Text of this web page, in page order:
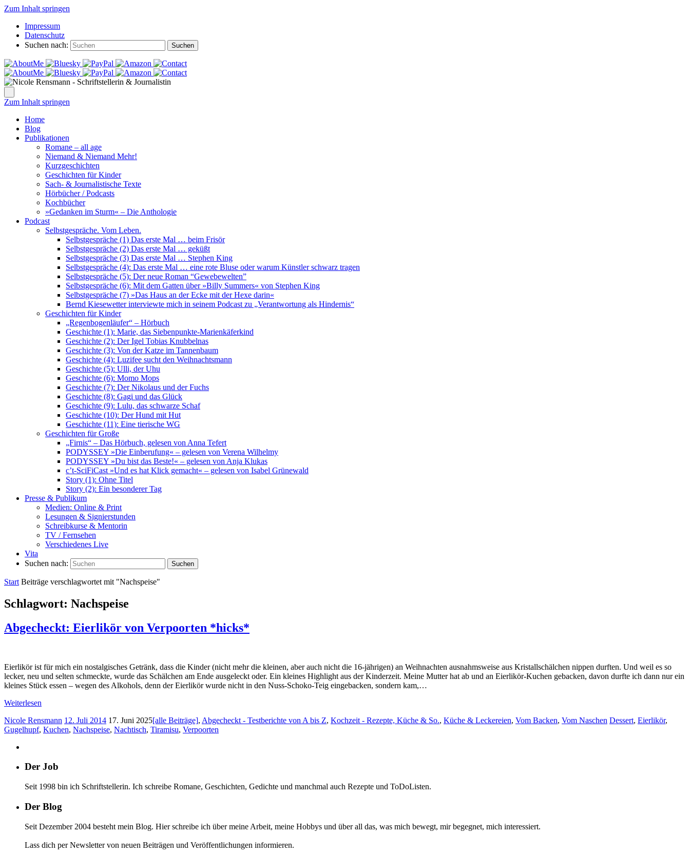
Zum Inhalt springen
Impressum
Datenschutz
Suchen nach:
Suchen
Zum Inhalt springen
Home
Blog
Publikationen
Romane – all age
Niemand & Niemand Mehr!
Kurzgeschichten
Geschichten für Kinder
Sach- & Journalistische Texte
Hörbücher / Podcasts
Kochbücher
»Gedanken im Sturm« – Die Anthologie
Podcast
Selbstgespräche. Vom Leben.
Selbstgespräche (1) Das erste Mal … beim Frisör
Selbstgespräche (2) Das erste Mal … geküßt
Selbstgespräche (3) Das erste Mal … Stephen King
Selbstgespräche (4): Das erste Mal … eine rote Bluse oder warum Künstler schwarz tragen
Selbstgespräche (5): Der neue Roman “Gewebewelten”
Selbstgespräche (6): Mit dem Gatten über »Billy Summers« von Stephen King
Selbstgespräche (7) »Das Haus an der Ecke mit der Hexe darin«
Bernd Kiesewetter interviewte mich in seinem Podcast zu „Verantwortung als Hindernis“
Geschichten für Kinder
„Regenbogenläufer“ – Hörbuch
Geschichte (1): Marie, das Siebenpunkte-Marienkäferkind
Geschichte (2): Der Igel Tobias Knubbelnas
Geschichte (3): Von der Katze im Tannenbaum
Geschichte (4): Luzifee sucht den Weihnachtsmann
Geschichte (5): Ulli, der Uhu
Geschichte (6): Momo Mops
Geschichte (7): Der Nikolaus und der Fuchs
Geschichte (8): Gagi und das Glück
Geschichte (9): Lulu, das schwarze Schaf
Geschichte (10): Der Hund mit Hut
Geschichte (11): Eine tierische WG
Geschichten für Große
„Firnis“ – Das Hörbuch, gelesen von Anna Tefert
PODYSSEY »Die Einberufung« – gelesen von Verena Wilhelmy
PODYSSEY »Du bist das Beste!« – gelesen von Anja Klukas
c’t-SciFiCast »Und es hat Klick gemacht« – gelesen von Isabel Grünewald
Story (1): Ohne Titel
Story (2): Ein besonderer Tag
Presse & Publikum
Medien: Online & Print
Lesungen & Signierstunden
Schreibkurse & Mentorin
TV / Fernsehen
Verschiedenes Live
Vita
Suchen nach:
Suchen
Start Beiträge verschlagwortet mit "Nachspeise"
Schlagwort: Nachspeise
Abgecheckt: Eierlikör von Verpoorten *hicks*
Eierlikör ist für mich ein nostalgisches Getränk, dass die Kinder (nicht mehr die kleinen, aber auch nicht die 16-jährigen) an Weihnachten ausnahmsweise aus Kristallschälchen nippen durften. Und weil es so
lecker, neu und selten schmeckte, wurde das Schälchen am Ende ausgeleckt oder. Ein kleines Highlight aus der Kinderzeit. Meine Mutter hat ab und an Eierlikör-Kuchen gebacken, davon durfte ich dann nur ein
kleines Stück essen – wegen des Alkohols, denn der Eierlikör wurde nicht in den Nuss-Schoko-Teig eingebacken, sondern kam,…
Weiterlesen
Nicole Rensmann 12. Juli 2014 17. Juni 2025[alle Beiträge], Abgecheckt - Testberichte von A bis Z, Kochzeit - Rezepte, Küche & So., Küche & Leckereien, Vom Backen, Vom Naschen Dessert, Eierlikör,
Gugelhupf, Kuchen, Nachspeise, Nachtisch, Tiramisu, Verpoorten
Der Job
Seit 1998 bin ich Schriftstellerin. Ich schreibe Romane, Geschichten, Gedichte und manchmal auch Rezepte und ToDoListen.
Der Blog
Seit Dezember 2004 besteht mein Blog. Hier schreibe ich über meine Arbeit, meine Hobbys und über all das, was mich bewegt, mir begegnet, mich interessiert.
Lass dich per Newsletter von neuen Beiträgen und Veröffentlichungen informieren.